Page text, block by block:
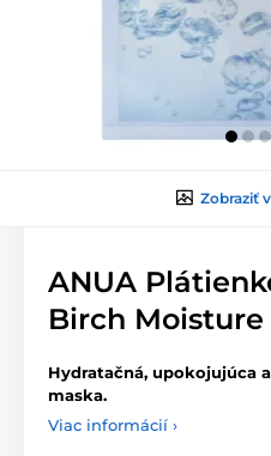
Zobraziť
ANUA
Birch Moisture
Hydratačná, upokojujúca
maska.
Viac informácií ›